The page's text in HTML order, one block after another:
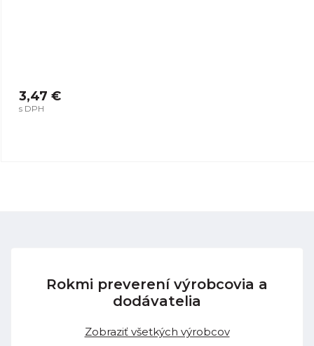
3,47 €
s DPH
Rokmi preverení výrobcovia a
dodávatelia
Zobraziť všetkých výrobcov